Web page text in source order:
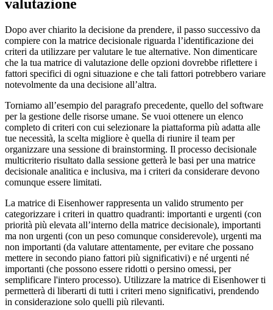
valutazione
Dopo aver chiarito la decisione da prendere, il passo successivo da
compiere con la matrice decisionale riguarda l’identificazione dei
criteri da utilizzare per valutare le tue alternative. Non dimenticare
che la tua matrice di valutazione delle opzioni dovrebbe riflettere i
fattori specifici di ogni situazione e che tali fattori potrebbero variare
notevolmente da una decisione all’altra.
Torniamo all’esempio del paragrafo precedente, quello del software
per la gestione delle risorse umane. Se vuoi ottenere un elenco
completo di criteri con cui selezionare la piattaforma più adatta alle
tue necessità, la scelta migliore è quella di riunire il team per
organizzare una sessione di brainstorming. Il processo decisionale
multicriterio risultato dalla sessione getterà le basi per una matrice
decisionale analitica e inclusiva, ma i criteri da considerare devono
comunque essere limitati.
La matrice di Eisenhower rappresenta un valido strumento per
categorizzare i criteri in quattro quadranti: importanti e urgenti (con
priorità più elevata all’interno della matrice decisionale), importanti
ma non urgenti (con un peso comunque considerevole), urgenti ma
non importanti (da valutare attentamente, per evitare che possano
mettere in secondo piano fattori più significativi) e né urgenti né
importanti (che possono essere ridotti o persino omessi, per
semplificare l'intero processo). Utilizzare la matrice di Eisenhower ti
permetterà di liberarti di tutti i criteri meno significativi, prendendo
in considerazione solo quelli più rilevanti.